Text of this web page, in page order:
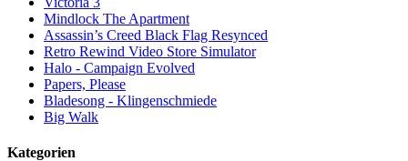
Mindlock The Apartment
Assassin’s Creed Black Flag Resynced
Retro Rewind Video Store Simulator
Halo - Campaign Evolved
Papers, Please
Bladesong - Klingenschmiede
Big Walk
Kategorien